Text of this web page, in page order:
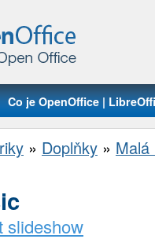
Co je OpenOffice |
» Doplňky »
slideshow